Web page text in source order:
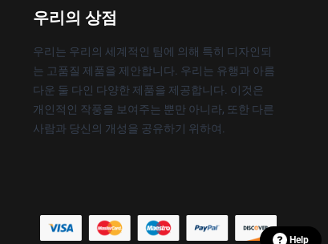
우리의 상점
우리는 우리의 세계적인 팀에 의해 특히 디자인되
는 고품질 제품을 제안합니다. 우리는 유행과 아름
다운 둘 다인 다양한 제품을 제공합니다. 이것은
개인적인 작풍을 보여주는 뿐만 아니라, 또한 다른
사람과 당신의 개성을 공유하기 위하여.
Help